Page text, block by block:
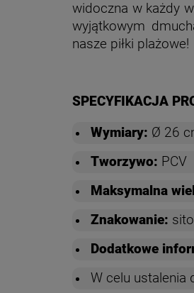
widoczna w każdy
wyjątkowym
nasze piłki plażowe!
SPECYFIKACJA
Wymiary: Ø 26
Tworzywo: PCV
Maksymalna
Znakowanie:
Dodatkowe
W celu ustalenia